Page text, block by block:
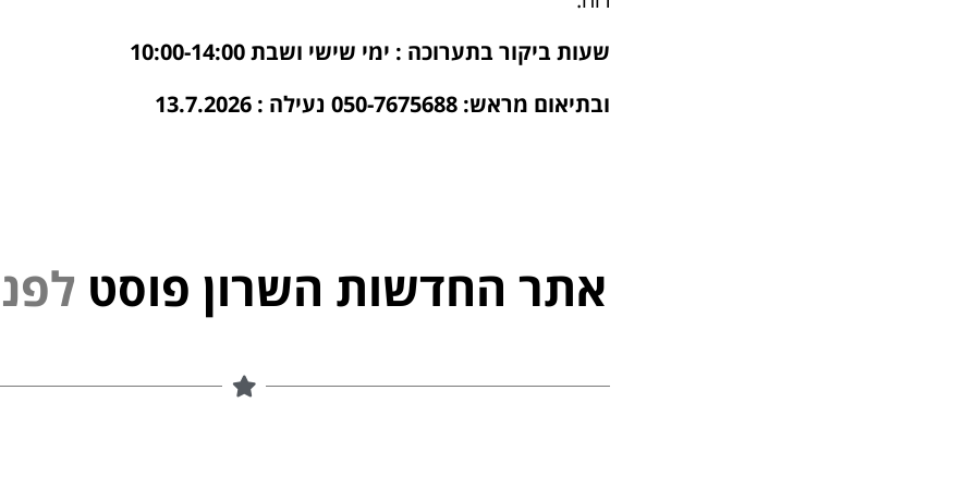
שעות ביקור בתערוכה : ימי שישי ושבת 10:00-14:00
ובתיאום מראש: 050-7675688 נעילה : 13.7.2026
אתר החדשות השרון פוסט